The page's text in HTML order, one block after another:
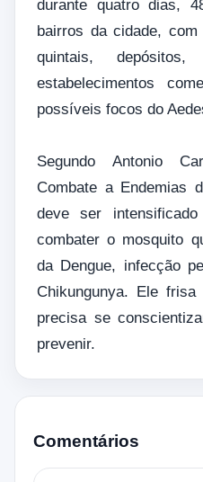
durante quatro dias,
bairros da cidade,
quintais,
estabelecimentos
possíveis focos do
Segundo Antonio
Combate a Endemias
deve ser
combater o mosquito
da Dengue, infecção
Chikungunya. Ele
precisa se
prevenir.
Comentários